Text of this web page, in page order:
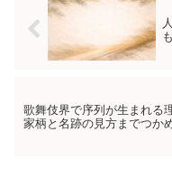
歌舞伎界で序列が生まれる
家柄と名跡の見方までつか